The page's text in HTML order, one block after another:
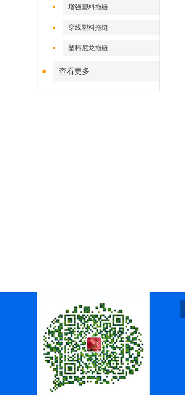
增强塑料拖链
穿线塑料拖链
塑料尼龙拖链
查看更多